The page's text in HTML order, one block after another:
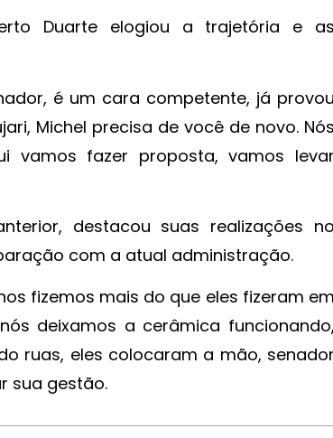
Duarte elogiou a trajetória e
é um cara competente, já
Michel precisa de você de novo.
vamos fazer proposta, vamos
destacou suas realizações
com a atual administração.
fizemos mais do que eles fizeram
deixamos a cerâmica
ruas, eles colocaram a mão,
sua gestão.